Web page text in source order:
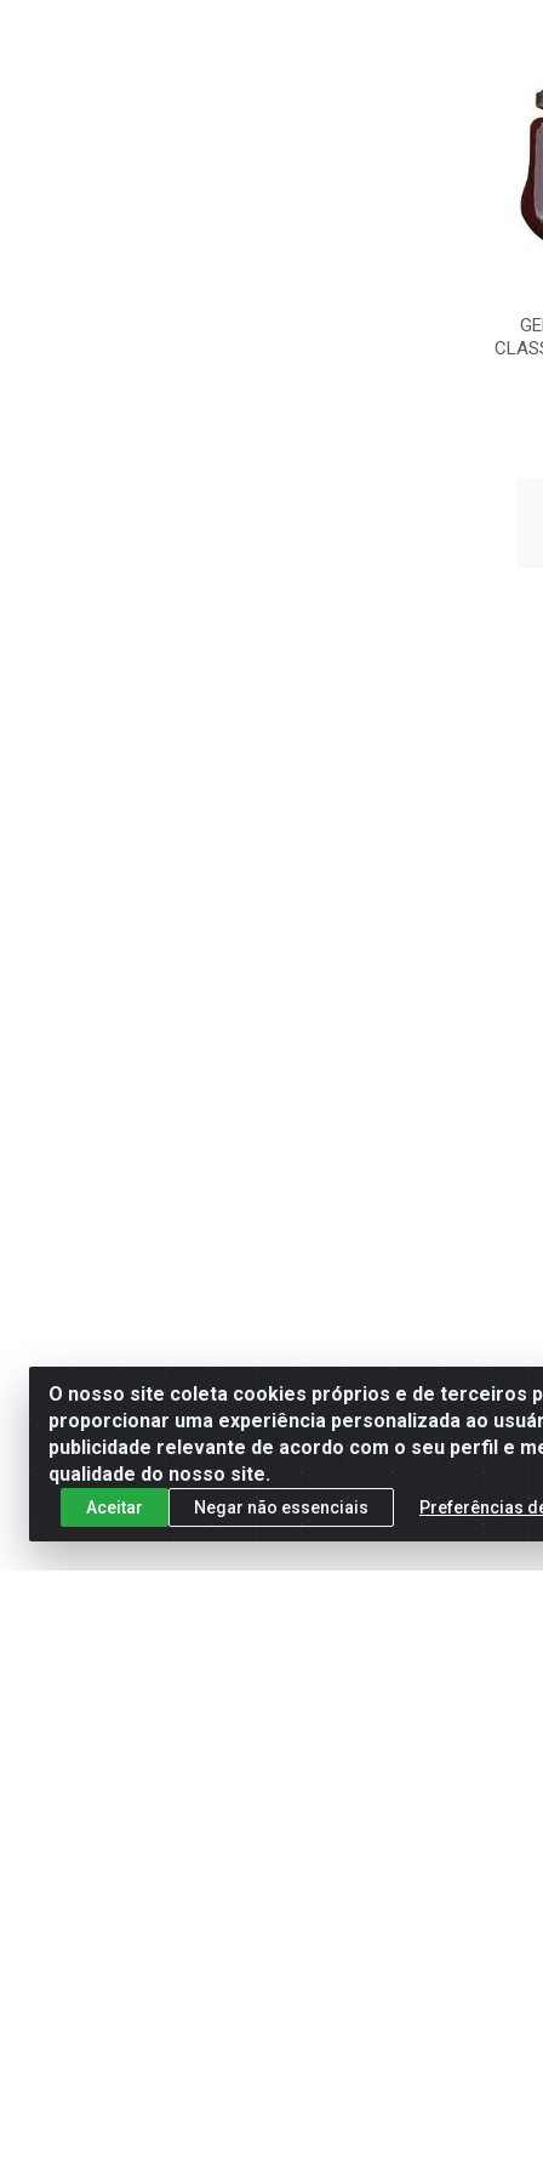
O nosso site coleta cookies próprios e de terceiros
proporcionar uma experiência personalizada ao
publicidade relevante de acordo com o seu perfil e
qualidade do nosso site.
Aceitar Negar não essenciais Preferências